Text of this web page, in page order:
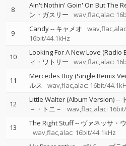
8 Ain't Nothin' Goin' On But The
ン・ガスリー
wav,flac,alac:
9 Candy-- キャメオ
16bit/44.1kHz
10 Looking For A New Love (Radio
ィ・ワトリー
wav,flac,alac:
11 Mercedes Boy (Single Remix
ルス
wav,flac,alac: 16bit/
12 Little Walter (Album Version)--
－・トニ－
wav,flac,alac:
13 The Right Stuff-- ヴァネッサ・
wav,flac,alac: 16bit/44.1kHz